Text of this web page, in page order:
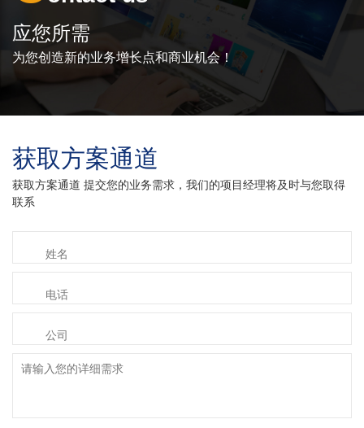
应您所需
为您创造新的业务增长点和商业机会！
获取方案通道
获取方案通道 提交您的业务需求，我们的项目经理将及时与您取得
联系